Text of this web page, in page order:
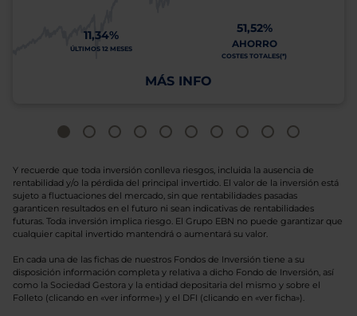
11,34%
ÚLTIMOS 12 MESES
51,52%
AHORRO
COSTES TOTALES(*)
MÁS INFO
Y recuerde que toda inversión conlleva riesgos, incluida la ausencia de
rentabilidad y/o la pérdida del principal invertido. El valor de la inversión está
sujeto a fluctuaciones del mercado, sin que rentabilidades pasadas
garanticen resultados en el futuro ni sean indicativas de rentabilidades
futuras. Toda inversión implica riesgo. El Grupo EBN no puede garantizar que
cualquier capital invertido mantendrá o aumentará su valor.
En cada una de las fichas de nuestros Fondos de Inversión tiene a su
disposición información completa y relativa a dicho Fondo de Inversión, así
como la Sociedad Gestora y la entidad depositaria del mismo y sobre el
Folleto (clicando en «ver informe») y el DFI (clicando en «ver ficha»).